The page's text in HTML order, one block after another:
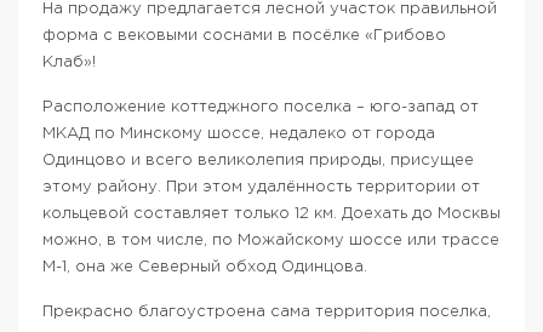
На продажу предлагается лесной участок правильной
форма с вековыми соснами в посёлке «Грибово
Клаб»!
Расположение коттеджного поселка – юго-запад от
МКАД по Минскому шоссе, недалеко от города
Одинцово и всего великолепия природы, присущее
этому району. При этом удалённость территории от
кольцевой составляет только 12 км. Доехать до Москвы
можно, в том числе, по Можайскому шоссе или трассе
М-1, она же Северный обход Одинцова.
Прекрасно благоустроена сама территория поселка,